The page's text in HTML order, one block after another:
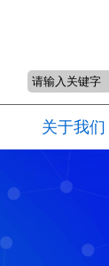
关于我们